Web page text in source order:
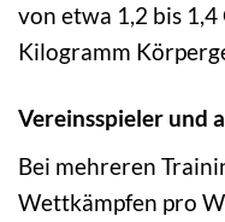
von etwa 1,2 bis
Kilogramm
Vereinsspieler und
Bei mehreren
Wettkämpfen pro